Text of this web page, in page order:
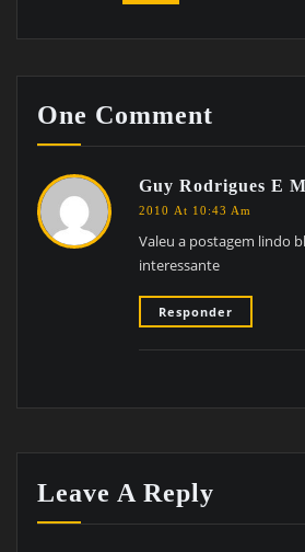
One Comment
Guy Rodrigues E
2010 At 10:43 Am
Valeu a postagem lindo
interessante
Responder
Leave A Reply